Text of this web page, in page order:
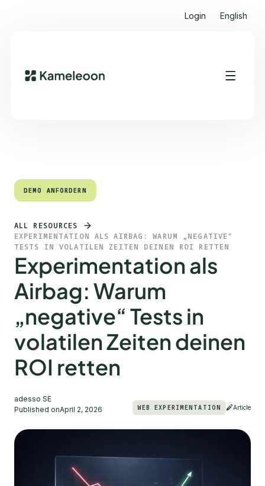
Login English
Quick Links
DEMO ANFORDERN
DEMO ANFORDERN
ALL RESOURCES
EXPERIMENTATION ALS AIRBAG: WARUM „NEGATIVE“
TESTS IN VOLATILEN ZEITEN DEINEN ROI RETTEN
Experimentation als
Airbag: Warum
„negative“ Tests in
volatilen Zeiten deinen
ROI retten
adesso SE
Published onApril 2, 2026 WEB EXPERIMENTATION Article